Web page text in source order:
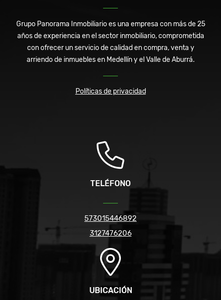
Grupo Panorama Inmobiliario es una empresa con más de 25
años de experiencia en el sector inmobiliario, comprometida
con ofrecer un servicio de calidad en compra, venta y
arriendo de inmuebles en Medellín y el Valle de Aburrá.
Políticas de privacidad
TELÉFONO
573015446892
3127476206
UBICACIÓN